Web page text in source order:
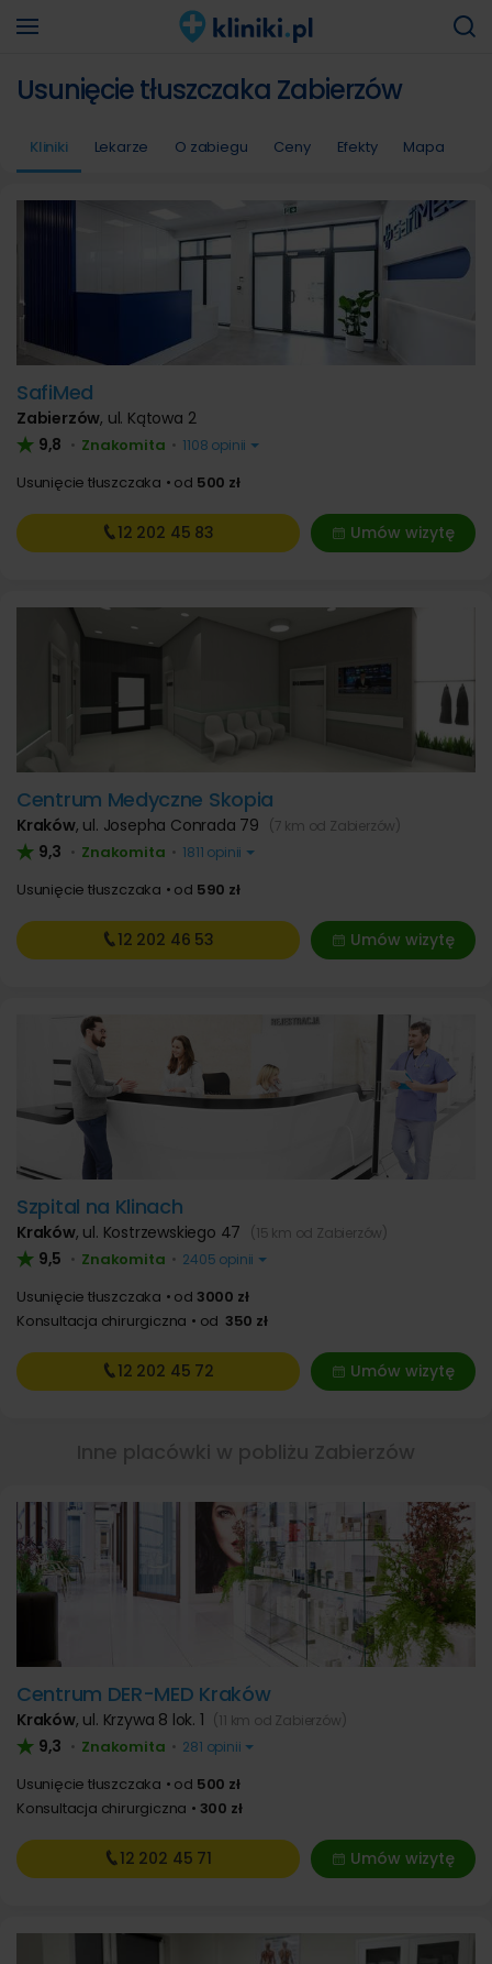
Usunięcie tłuszczaka Zabierzów
Kliniki Lekarze O zabiegu Ceny Efekty Mapa
SafiMed
Zabierzów, ul. Kątowa 2
9,8 • Znakomita • 1108 opinii
Usunięcie tłuszczaka od 500 zł
Umów wizytę
12 202 45 83
Centrum Medyczne Skopia
Kraków, ul. Josepha Conrada 79 (7 km od Zabierzów)
9,3 • Znakomita • 1811 opinii
Usunięcie tłuszczaka od 590 zł
Umów wizytę
12 202 46 53
Szpital na Klinach
Kraków, ul. Kostrzewskiego 47 (15 km od Zabierzów)
9,5 • Znakomita • 2405 opinii
Usunięcie tłuszczaka od 3000 zł
Konsultacja chirurgiczna
od 350 zł
Umów wizytę
12 202 45 72
Centrum DER-MED Kraków
Kraków, ul. Krzywa 8 lok. 1 (11 km od Zabierzów)
9,3 • Znakomita • 281 opinii
Usunięcie tłuszczaka od 500 zł
Konsultacja chirurgiczna
300 zł
Umów wizytę
12 202 45 71